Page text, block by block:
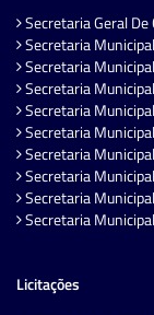
Secretaria Geral
Secretaria
Secretaria
Secretaria
Secretaria
Secretaria
Secretaria
Secretaria
Secretaria
Secretaria
Licitações